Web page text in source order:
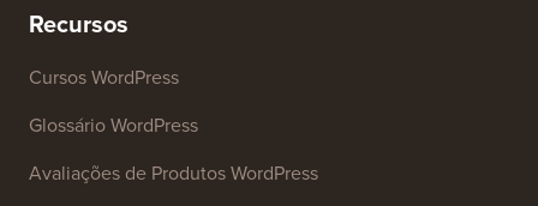
Recursos
Cursos WordPress
Glossário WordPress
Avaliações de Produtos WordPress